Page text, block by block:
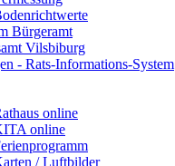
Bürgeramt
Vilsbiburg
- Rats-Informations-System
online
online
/ Luftbilder